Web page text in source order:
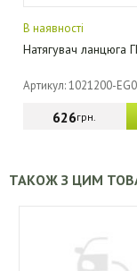
В наявності
Натягувач ланцюга
Артикул: 1021200-
626грн.
ТАКОЖ З ЦИМ